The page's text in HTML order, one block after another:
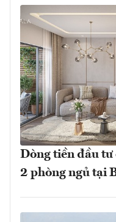
Dòng tiền đầu tư
2 phòng ngủ tại